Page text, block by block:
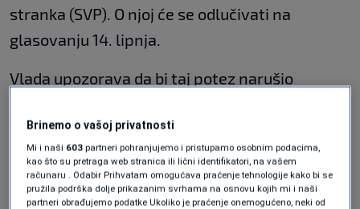
stranka (SVP). O njoj će se odlučivati na
glasovanju 14. lipnja.
Vlada upozorava da bi taj potez narušio
ključnim trgovinskim partnerom, te
nanio štetu gospodarstvu.
Prijedlog propisuje da stanovništvo ne smije
Brinemo o vašoj privatnosti
Mi i naši 603 partneri pohranjujemo i pristupamo osobnim podacima,
kao što su pretraga web stranica ili lični identifikatori, na vašem
računaru . Odabir Prihvatam omogućava praćenje tehnologije kako bi se
pružila podrška dolje prikazanim svrhama na osnovu kojih mi i naši
partneri obrađujemo podatke Ukoliko je praćenje onemogućeno, neki od